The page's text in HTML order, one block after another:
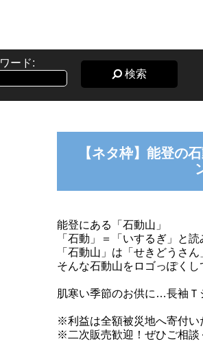
ード:
検索
【ネタ枠】能登の
能登にある「石動山」
「石動」＝「いするぎ」と読
「石動山」は「せきどうさん
そんな石動山をロゴっぽくし
肌寒い季節のお供に…長袖Ｔ
※利益は全額被災地へ寄付い
※二次販売歓迎！ぜひご相談